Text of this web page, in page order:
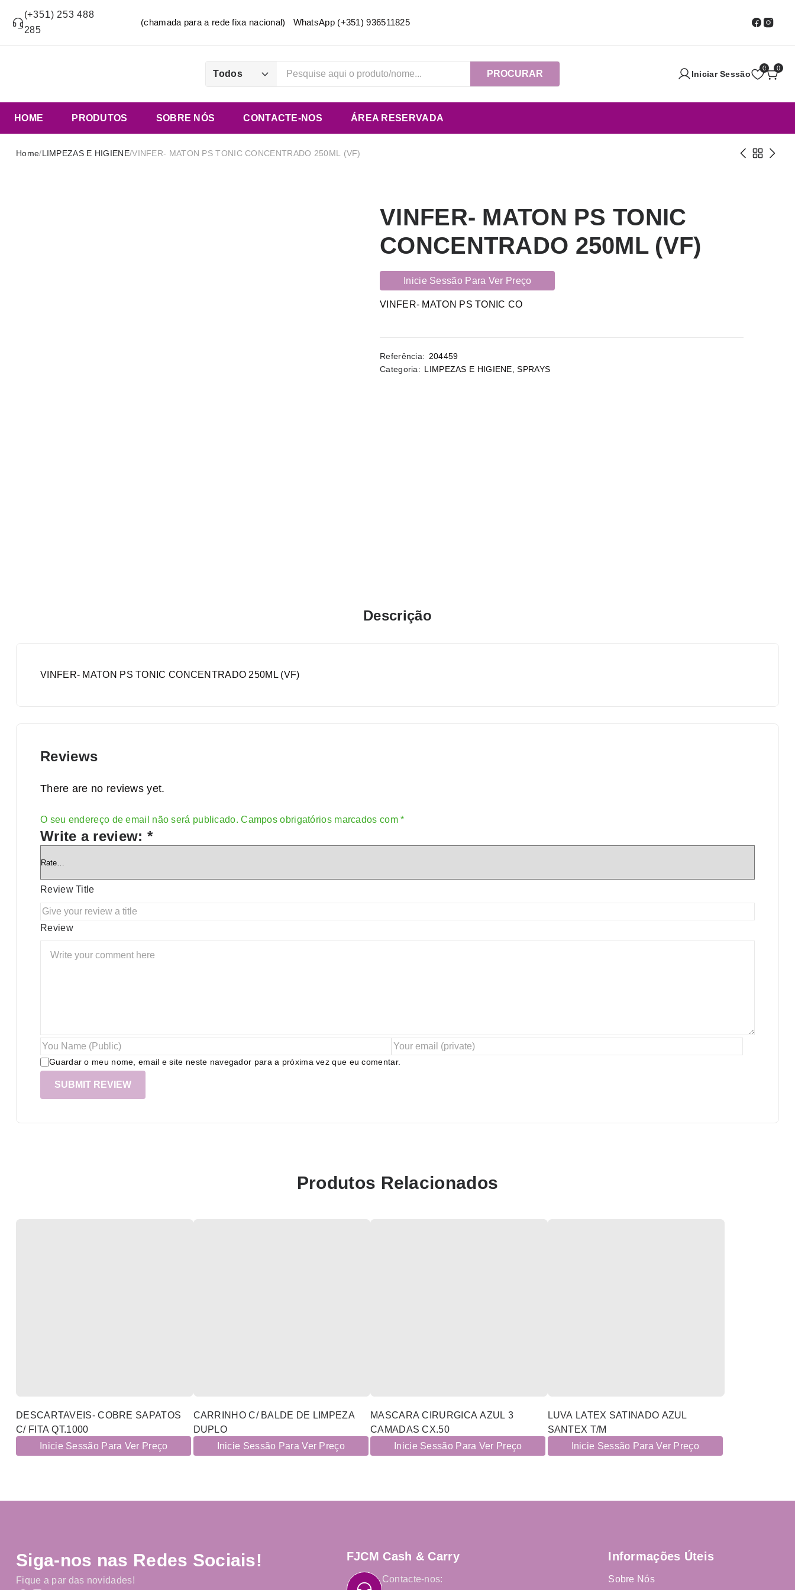
(+351) 253 488
285
(chamada para a rede fixa nacional) WhatsApp (+351) 936511825
Todos PROCURAR Iniciar Sessão
0 0
HOME PRODUTOS SOBRE NÓS CONTACTE-NOS ÁREA RESERVADA
Home/LIMPEZAS E HIGIENE/VINFER- MATON PS TONIC CONCENTRADO 250ML (VF)
VINFER- MATON PS TONIC
CONCENTRADO 250ML (VF)
Inicie Sessão Para Ver Preço
VINFER- MATON PS TONIC CO
Referência: 204459
Categoria: LIMPEZAS E HIGIENE ,SPRAYS
Descrição
VINFER- MATON PS TONIC CONCENTRADO 250ML (VF)
Reviews
There are no reviews yet.
O seu endereço de email não será publicado. Campos obrigatórios marcados com*
Write a review: *
Review Title
Review
Guardar o meu nome, email e site neste navegador para a próxima vez que eu comentar.
Alternative:
Produtos Relacionados
DESCARTAVEIS- COBRE SAPATOS
C/ FITA QT.1000
Inicie Sessão Para Ver Preço
CARRINHO C/ BALDE DE LIMPEZA
DUPLO
Inicie Sessão Para Ver Preço
MASCARA CIRURGICA AZUL 3
CAMADAS CX.50
Inicie Sessão Para Ver Preço
LUVA LATEX SATINADO AZUL
SANTEX T/M
Inicie Sessão Para Ver Preço
Siga-nos nas Redes Sociais!
Fique a par das novidades!
FJCM Cash & Carry
Contacte-nos:
Informações Úteis
Sobre Nós